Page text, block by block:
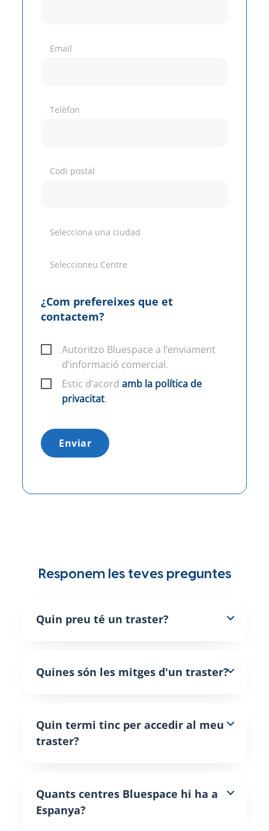
Email
Telèfon
Codi postal
Selecciona una ciudad
Seleccioneu Centre
¿Com prefereixes que et
contactem?
Autoritzo Bluespace a l’enviament
d’informació comercial.
Estic d’acord amb la política de
privacitat.
Enviar
Responem les teves preguntes
Quin preu té un traster?
Quines són les mitges d'un traster?
Quin termi tinc per accedir al meu
traster?
Quants centres Bluespace hi ha a
Espanya?